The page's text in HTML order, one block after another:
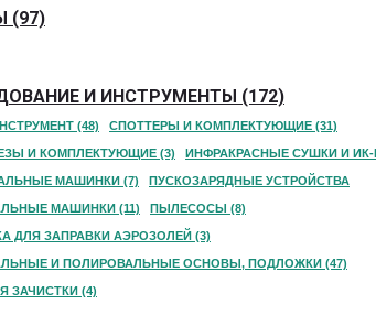
(97)
И ИНСТРУМЕНТЫ (172)
(48) СПОТТЕРЫ И КОМПЛЕКТУЮЩИЕ (31)
И КОМПЛЕКТУЮЩИЕ (3) ИНФРАКРАСНЫЕ СУШКИ И ИК-
МАШИНКИ (7) ПУСКОЗАРЯДНЫЕ УСТРОЙСТВА
МАШИНКИ (11) ПЫЛЕСОСЫ (8)
ДЛЯ ЗАПРАВКИ АЭРОЗОЛЕЙ (3)
И ПОЛИРОВАЛЬНЫЕ ОСНОВЫ, ПОДЛОЖКИ (47)
ЗАЧИСТКИ (4)